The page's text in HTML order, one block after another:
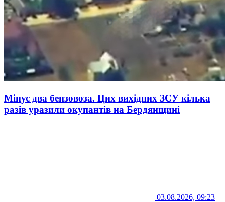
Мінус два бензовоза. Цих вихідних ЗСУ кілька
разів уразили окупантів на Бердянщині
03.08.2026, 09:23